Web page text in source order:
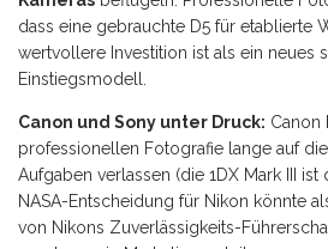
dass eine gebrauchte D5 für etablierte
wertvollere Investition ist als ein neues
Einstiegsmodell.
Canon und Sony unter Druck: Canon
professionellen Fotografie lange auf
Aufgaben verlassen (die 1DX Mark III ist
NASA-Entscheidung für Nikon könnte
von Nikons Zuverlässigkeits-